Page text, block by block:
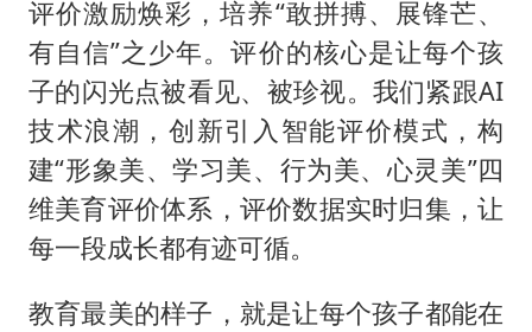
评价激励焕彩，培养“敢拼搏、展锋芒、
有自信”之少年。评价的核心是让每个孩
子的闪光点被看见、被珍视。我们紧跟AI
技术浪潮，创新引入智能评价模式，构
建“形象美、学习美、行为美、心灵美”四
维美育评价体系，评价数据实时归集，让
每一段成长都有迹可循。
教育最美的样子，就是让每个孩子都能在